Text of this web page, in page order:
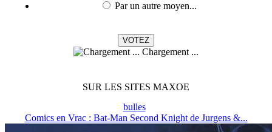
Par un autre moyen...
Chargement ...
SUR LES SITES MAXOE
bulles
Comics en Vrac : Bat-Man Second Knight de Jurgens &...